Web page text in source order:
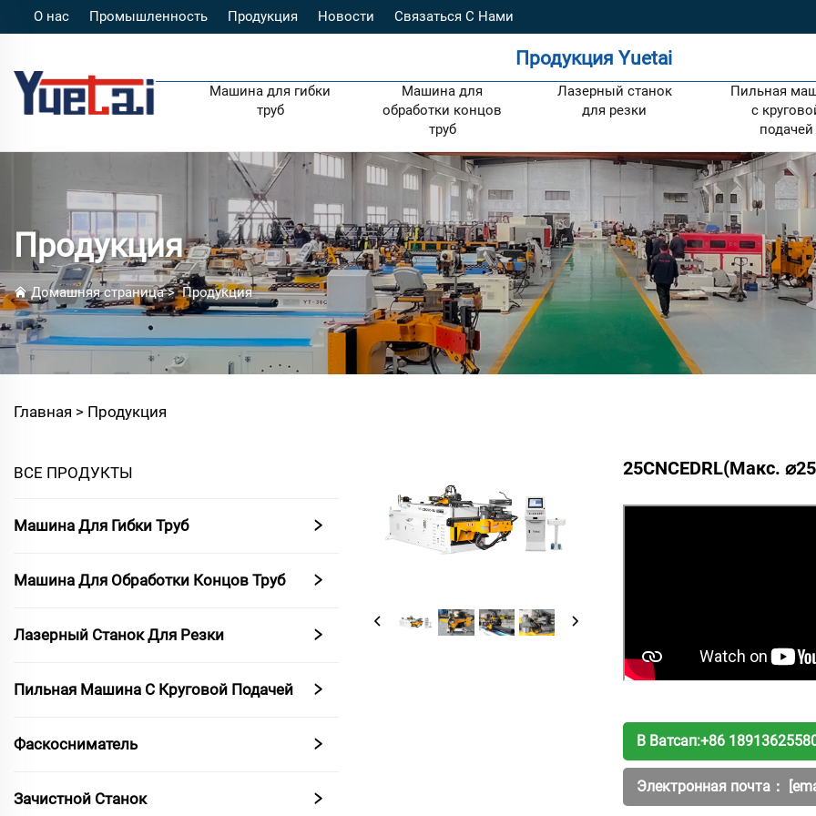
О нас Промышленность Продукция Новости Связаться С Нами
Продукция Yuetai
Машина для гибки
труб
Машина для
обработки концов
труб
Лазерный станок
для резки
Пильная
с
подачей
Продукция
Домашняя страница>Продукция
Главная > Продукция
ВСЕ ПРОДУКТЫ
Машина Для Гибки Труб
Машина Для Обработки Концов Труб
Лазерный Станок Для Резки
Пильная Машина С Круговой Подачей
Фаскосниматель
Зачистной Станок
25CNCEDRL(Макс.
В Ватсап:+86
Электронная почта：